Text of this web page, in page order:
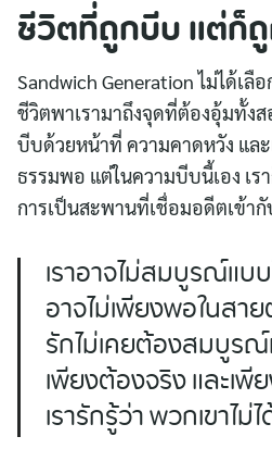
ชีวิตที่ถูกบีบ แต่ก็
Sandwich Generation ไม่ได้เลื
ชีวิตพาเรามาถึงจุดที่ต้องอุ้มทั้งส
บีบด้วยหน้าที่ ความคาดหวัง แล
ธรรมพอ แต่ในความบีบนี้เอง เ
การเป็นสะพานที่เชื่อมอดีตเข้า
เราอาจไม่สมบูรณ์แบ
อาจไม่เพียงพอในสา
รักไม่เคยต้องสมบูร
เพียงต้องจริง และเ
เรารักรู้ว่า พวกเขาไม่